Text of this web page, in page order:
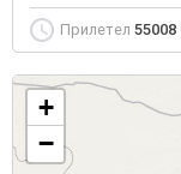
Прилетел 55008
+
−